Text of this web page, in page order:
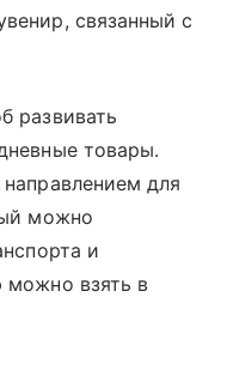
связанный с
развивать
товары.
для
можно
и
можно взять в